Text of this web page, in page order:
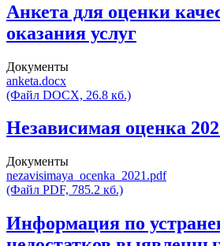
Анкета для оценки
оказания услуг
Документы
anketa.docx
(Файл DOCX, 26.8 кб.)
Независимая оценка
Документы
nezavisimaya_ocenka_2021.pdf
(Файл PDF, 785.2 кб.)
Информация по